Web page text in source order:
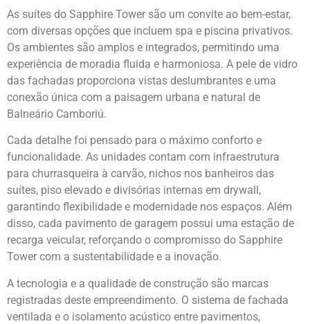
As suítes do Sapphire Tower são um convite ao bem-estar,
com diversas opções que incluem spa e piscina privativos.
Os ambientes são amplos e integrados, permitindo uma
experiência de moradia fluida e harmoniosa. A pele de vidro
das fachadas proporciona vistas deslumbrantes e uma
conexão única com a paisagem urbana e natural de
Balneário Camboriú.
Cada detalhe foi pensado para o máximo conforto e
funcionalidade. As unidades contam com infraestrutura
para churrasqueira à carvão, nichos nos banheiros das
suítes, piso elevado e divisórias internas em drywall,
garantindo flexibilidade e modernidade nos espaços. Além
disso, cada pavimento de garagem possui uma estação de
recarga veicular, reforçando o compromisso do Sapphire
Tower com a sustentabilidade e a inovação.
A tecnologia e a qualidade de construção são marcas
registradas deste empreendimento. O sistema de fachada
ventilada e o isolamento acústico entre pavimentos,